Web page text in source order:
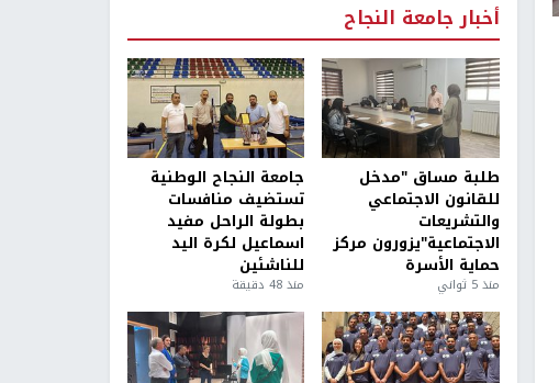
أخبار جامعة النجاح
طلبة مساق "مدخل
للقانون الاجتماعي
والتشريعات
الاجتماعية"يزورون مركز
حماية الأسرة
منذ 5 ثواني
جامعة النجاح الوطنية
تستضيف منافسات
بطولة الراحل مفيد
اسماعيل لكرة اليد
للناشئين
منذ 48 دقيقة